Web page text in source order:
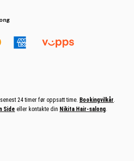
24 timer før oppsatt time. Bookingvilkår.
Side eller kontakte din Nikita Hair-salong.